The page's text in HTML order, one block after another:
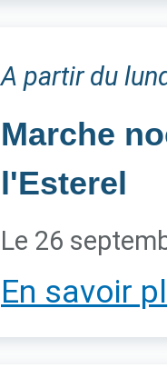
A partir du
Marche
l'Esterel
Le 26
En savoir